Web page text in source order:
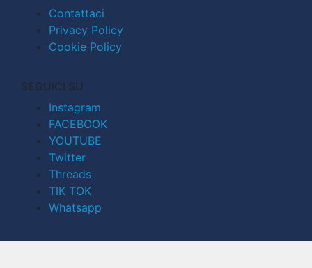
Contattaci
Privacy Policy
Cookie Policy
SEGUICI SU
Instagram
FACEBOOK
YOUTUBE
Twitter
Threads
TIK TOK
Whatsapp